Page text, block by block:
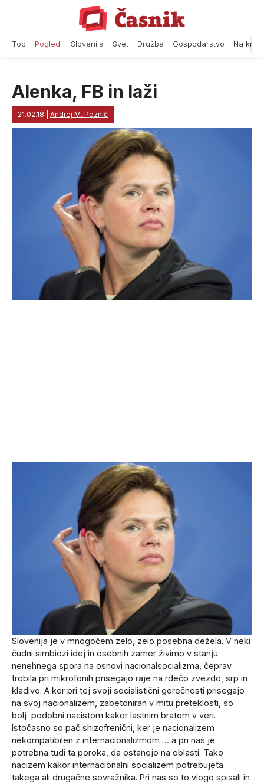
Top Pogledi Slovenija Svet Družba Gospodarstvo Na
Alenka, FB in laži
21.02.18 Andrej M. Poznič
Slovenija je v mnogočem zelo, zelo posebna dežela. V neki
čudni simbiozi idej in osebnih zamer živimo v stanju
nenehnega spora na osnovi nacionalsocializma, čeprav
trobila pri mikrofonih prisegajo raje na rdečo zvezdo, srp in
kladivo. A ker pri tej svoji socialistični gorečnosti prisegajo
na svoj nacionalizem, zabetoniran v mitu preteklosti, so
bolj podobni nacistom kakor lastnim bratom v veri.
Istočasno so pač shizofrenični, ker je nacionalizem
nekompatibilen z internacionalizmom … a pri nas je
potrebna tudi ta poroka, da ostanejo na oblasti. Tako
nacizem kakor internacionalni socializem potrebujeta
takega ali drugačne sovražnika. Pri nas so to vlogo spisali in